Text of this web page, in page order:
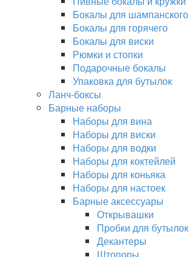
Бокалы для шампанского
Бокалы для горячего
Бокалы для виски
Рюмки и стопки
Подарочные бокалы
Упаковка для бутылок
Ланч-боксы
Барные наборы
Наборы для вина
Наборы для виски
Наборы для водки
Наборы для коктейлей
Наборы для коньяка
Наборы для настоек
Барные аксессуары
Открывашки
Пробки для бутылок
Декантеры